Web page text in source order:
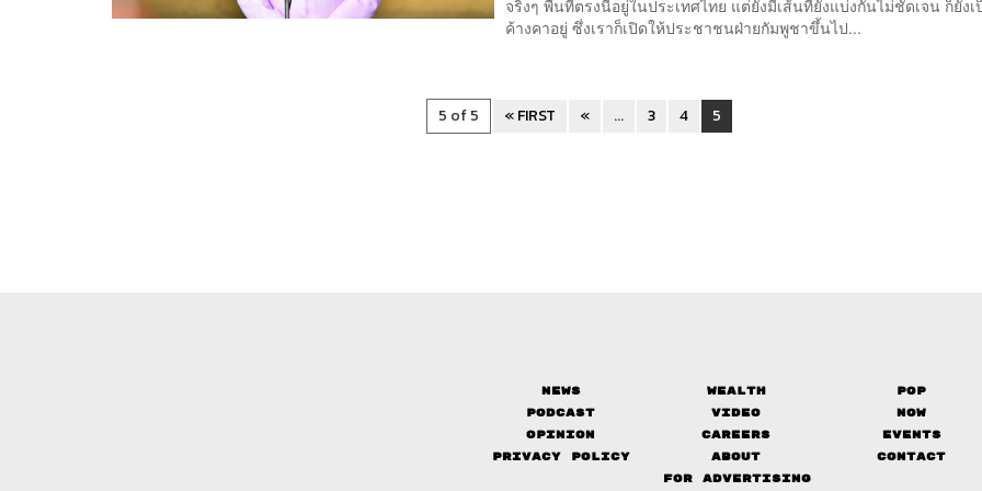
จริงๆ พื้นที่ตรงนี้อยู่ในประเทศไทย แต่ยังมีเส้นที่ยังแบ่งกันไม่ชัดเจน ก็ยังเ
ค้างคาอยู่ ซึ่งเราก็เปิดให้ประชาชนฝ่ายกัมพูชาขึ้นไป...
5 of 5 « FIRST « ... 3 4 5
News Wealth
Pop
Podcast
Video
Now
Opinion
Careers
Events
Privacy Policy
About
Contact
FOR ADVERTISING